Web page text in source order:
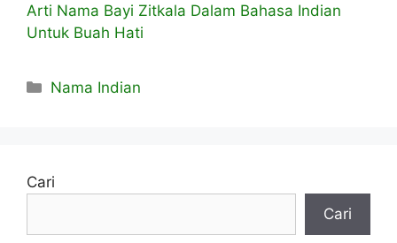
Arti Nama Bayi Zitkala Dalam Bahasa Indian
Untuk Buah Hati
Kategori
Nama Indian
Cari
Cari